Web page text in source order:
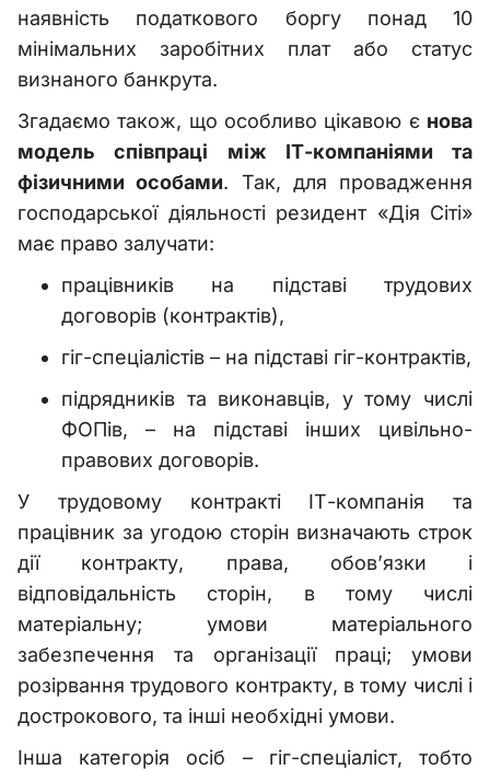
наявність податкового боргу понад 10
мінімальних заробітних плат або статус
визнаного банкрута.
Згадаємо також, що особливо цікавою є нова
модель співпраці між ІТ-компаніями та
фізичними особами. Так, для провадження
господарської діяльності резидент «Дія Сіті»
має право залучати:
працівників на підставі трудових
договорів (контрактів),
гіг-спеціалістів – на підставі гіг-контрактів,
підрядників та виконавців, у тому числі
ФОПів, – на підставі інших цивільно-
правових договорів.
У трудовому контракті ІТ-компанія та
працівник за угодою сторін визначають строк
дії контракту, права, обов’язки і
відповідальність сторін, в тому числі
матеріальну; умови матеріального
забезпечення та організації праці; умови
розірвання трудового контракту, в тому числі і
дострокового, та інші необхідні умови.
Інша категорія осіб – гіг-спеціаліст, тобто